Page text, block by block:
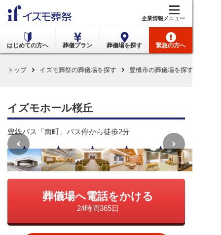
企業情報 メニュー
はじめての方へ 葬儀プラン 葬儀場を探す 緊急の方へ
トップ イズモ葬祭の葬儀場を探す 豊橋市の葬儀場を探す
イズモホール桜丘
豊鉄バス「南町」バス停から徒歩2分
葬儀場へ電話をかける
24時間365日